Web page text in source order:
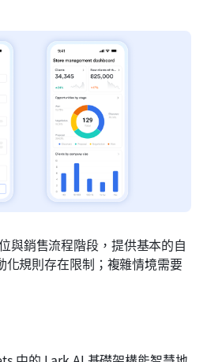
與銷售流程階段，提供基本的自
化規則存在限制；複雜情境需要